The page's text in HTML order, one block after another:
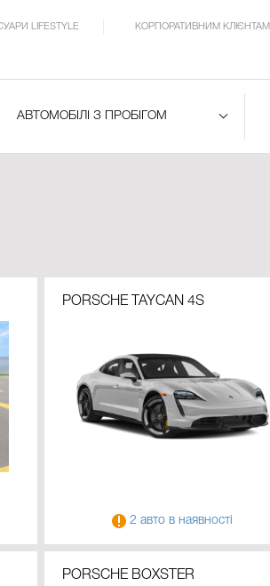
LIFESTYLE КОРПОРАТИВНИМ КЛІЄНТАМ
АВТОМОБІЛІ З ПРОБІГОМ
PORSCHE TAYCAN 4S
2 авто в наявності
PORSCHE BOXSTER